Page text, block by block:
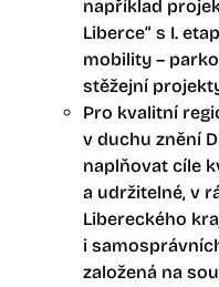
například
Liberce“ s I.
mobility –
stěžejní
Pro kvalitní
v duchu znění
naplňovat cíle
a udržitelné, v
Libereckého
i
založená na